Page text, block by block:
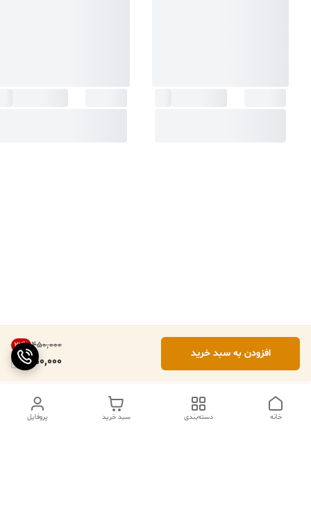
۴۵۰٬۰۰۰ 22%
350,000
افزودن به سبد خرید
پروفایل سبد خرید دسته‌بندی خانه